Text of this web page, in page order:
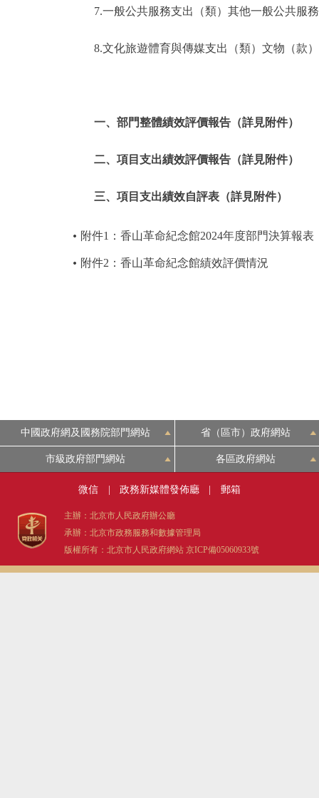
7.一般公共服務支出（類）其他一般公共服
8.文化旅遊體育與傳媒支出（類）文物（款
一、部門整體績效評價報告（詳見附件）
二、項目支出績效評價報告（詳見附件）
三、項目支出績效自評表（詳見附件）
附件1：香山革命紀念館2024年度部門決算報表
附件2：香山革命紀念館績效評價情況
中國政府網及國務院部門網站 省（區市）政府網站
市級政府部門網站 各區政府網站
微信 政務新媒體發佈廳 郵箱
主辦：北京市人民政府辦公廳
承辦：北京市政務服務和數據管理局
版權所有：北京市人民政府網站 京ICP備05060933號